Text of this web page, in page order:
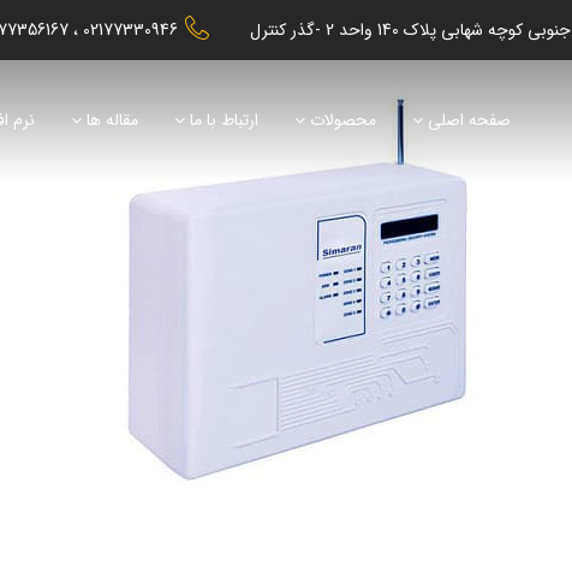
02177330946
صفحه اصلی محصولات ارتباط با ما مقاله ها نرم